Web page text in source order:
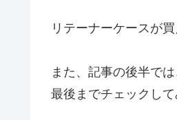
リテーナーケースが
また、記事の後半で
最後までチェックして